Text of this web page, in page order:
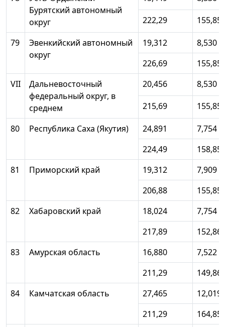
Бурятский автономный
округ
222,29
155,85
79
Эвенкийский автономный
округ
19,312
8,530
226,69
155,85
VII
Дальневосточный
федеральный округ, в
среднем
20,456
8,530
215,69
155,85
80 Республика Саха (Якутия) 24,891
7,754
224,49
158,85
81
Приморский край 19,312
7,909
206,88
155,85
82
Хабаровский край 18,024
7,754
217,89
152,86
83
Амурская область 16,880
7,522
211,29
149,86
84
Камчатская область 27,465
12,019
211,29
164,85